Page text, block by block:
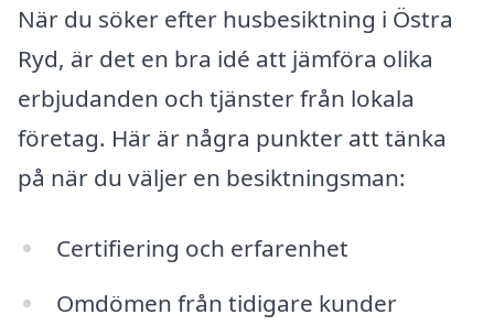
När du söker efter husbesiktning i Östra
Ryd, är det en bra idé att jämföra olika
erbjudanden och tjänster från lokala
företag. Här är några punkter att tänka
på när du väljer en besiktningsman:
Certifiering och erfarenhet
Omdömen från tidigare kunder